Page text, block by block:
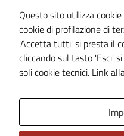
Note legali
Dichiarazione di accessibilità
Obiettivi di accessibilità
Piano di miglioramento del
Questo sito utilizza
cookie di profilazione di
'Accetta tutti' si presta il
cliccando sul tasto 'Esci'
soli cookie tecnici. Link